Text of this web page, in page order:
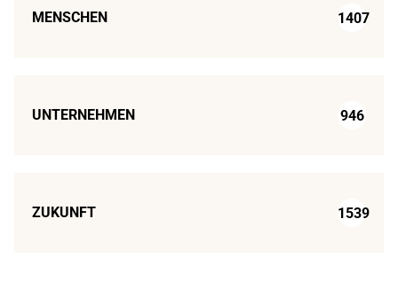
MENSCHEN 1407
UNTERNEHMEN 946
ZUKUNFT 1539